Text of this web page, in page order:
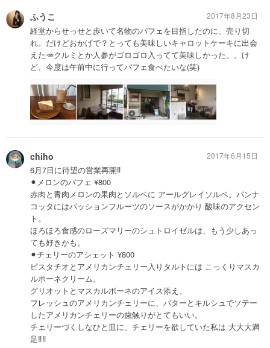
ふうこ
経堂からせっせと歩いて名物のパフェを目指したのに、売り切
れ。だけどおかげで？とっても美味しいキャロットケーキに出会
えた🥕クルミとか人参がゴロゴロ入ってて美味しかった。。け
ど、今度は午前中に行ってパフェ食べたいな(笑)
2017年8月23日
chiho
6月7日に待望の営業再開‼︎
⚫︎メロンのパフェ ¥800
赤肉と青肉メロンの果肉とソルベに アールグレイソルベ。パンナ
コッタにはパッションフルーツのソースがかかり 酸味のアクセン
ト。
ほろほろ食感のローズマリーのシュトロイゼルは、もう少しあっ
ても好きかも。
⚫︎チェリーのアシェット ¥800
ピスタチオとアメリカンチェリー入りタルトには こっくりマスカ
ルポーネクリーム。
グリオットとマスカルポーネのアイス添え。
フレッシュのアメリカンチェリーに、バターとキルシュでソテー
したアメリカンチェリーの歯触りがとてもいい。
チェリーづくしなひと皿に、チェリーを欲していた私は 大大大満
足‼︎‼︎
2017年6月15日